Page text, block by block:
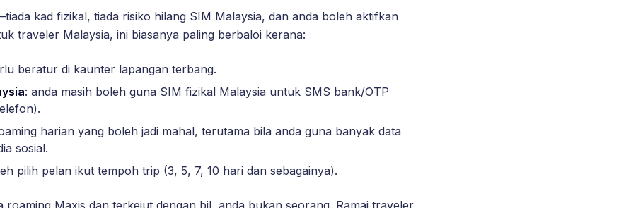
kad fizikal, tiada risiko hilang SIM Malaysia, dan anda boleh aktifkan
traveler Malaysia, ini biasanya paling berbaloi kerana:
beratur di kaunter lapangan terbang.
: anda masih boleh guna SIM fizikal Malaysia untuk SMS bank/OTP
harian yang boleh jadi mahal, terutama bila anda guna banyak data
sosial.
pilih pelan ikut tempoh trip (3, 5, 7, 10 hari dan sebagainya).
roaming Maxis dan terkejut dengan bil, anda bukan seorang. Ramai traveler